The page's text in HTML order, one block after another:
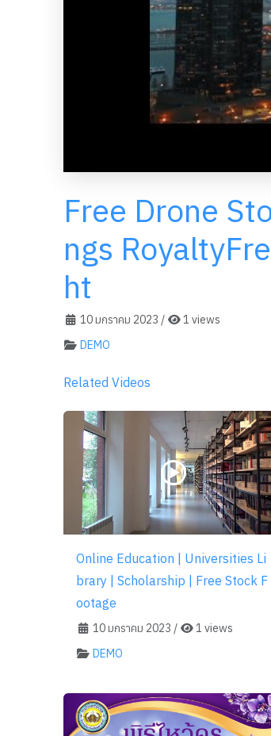
Free Drone
ngs
ht
10 มกราคม 2023 /
1 views
DEMO
Related Videos
Online Education | Universities Li
brary | Scholarship | Free Stock F
ootage
10 มกราคม 2023 /
1 views
DEMO